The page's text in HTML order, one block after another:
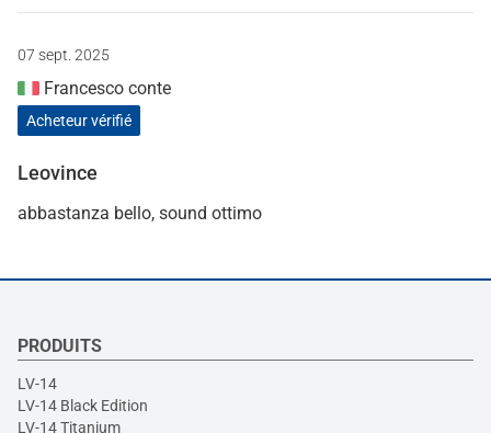
07 sept. 2025
Francesco conte
Acheteur vérifié
Leovince
abbastanza bello, sound ottimo
PRODUITS
LV-14
LV-14 Black Edition
LV-14 Titanium